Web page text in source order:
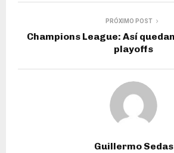
PRÓXIMO POST
Champions League: Así
playoffs
Guillermo Sedas